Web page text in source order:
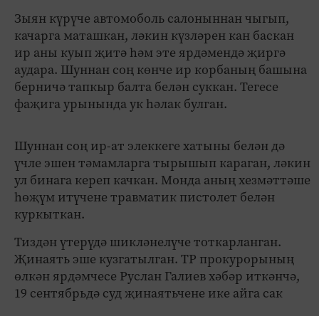
Зыян күрүче автомоболь салоныннан чыгып,
качарга маташкан, ләкин күзләрен кан баскан
ир аны куып җитә һәм эте ярдәмендә җиргә
аудара. Шуннан соң көнче ир корбаның башына
берничә тапкыр балта белән суккан. Тегесе
фаҗига урынында ук һәлак булган.
Шуннан соң ир-ат элеккеге хатыны белән дә
үчле эшен тәмамларга тырышып караган, ләкин
ул бинага кереп качкан. Монда аның хезмәттәше
һөҗүм итүчене травматик пистолет белән
куркыткан.
Тиздән үтерүдә шикләнелүче тоткарланган.
Җинаять эше кузгатылган. ТР прокурорының
өлкән ярдәмчесе Руслан Галиев хәбәр иткәнчә,
19 сентябрьдә суд җинаятьчене ике айга сак